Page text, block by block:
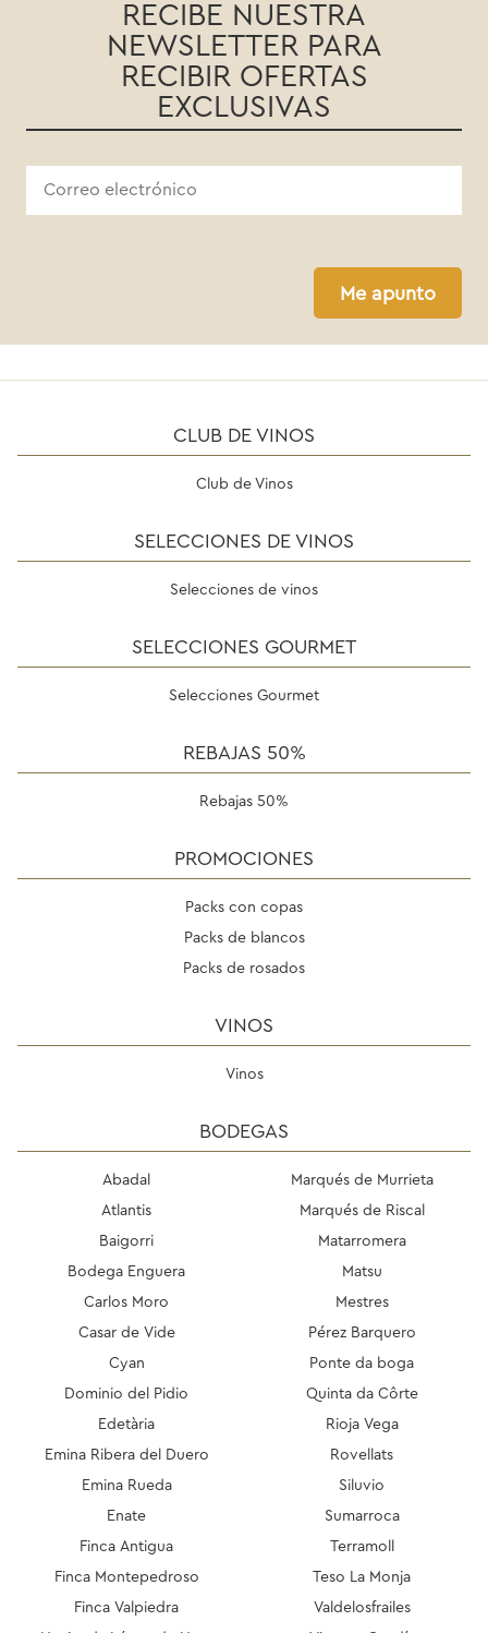
RECIBE NUESTRA
NEWSLETTER PARA
RECIBIR OFERTAS
EXCLUSIVAS
Me apunto
CLUB DE VINOS
Club de Vinos
SELECCIONES DE VINOS
Selecciones de vinos
SELECCIONES GOURMET
Selecciones Gourmet
REBAJAS 50%
Rebajas 50%
PROMOCIONES
Packs con copas
Packs de blancos
Packs de rosados
VINOS
Vinos
BODEGAS
Abadal
Atlantis
Baigorri
Bodega Enguera
Carlos Moro
Casar de Vide
Cyan
Dominio del Pidio
Edetària
Emina Ribera del Duero
Emina Rueda
Enate
Finca Antigua
Finca Montepedroso
Finca Valpiedra
Marqués de Murrieta
Marqués de Riscal
Matarromera
Matsu
Mestres
Pérez Barquero
Ponte da boga
Quinta da Côrte
Rioja Vega
Rovellats
Siluvio
Sumarroca
Terramoll
Teso La Monja
Valdelosfrailes